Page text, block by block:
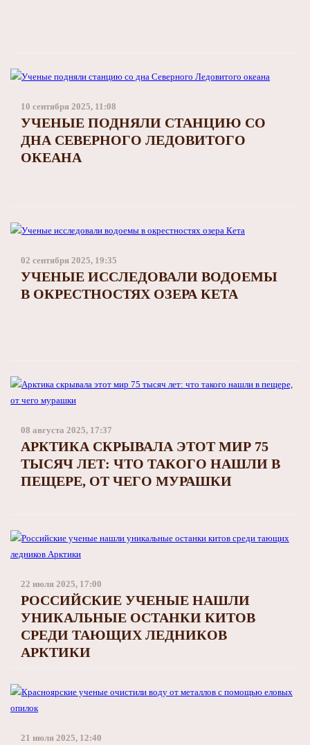
10 сентября 2025, 11:08
УЧЕНЫЕ ПОДНЯЛИ СТАНЦИЮ СО
ДНА СЕВЕРНОГО ЛЕДОВИТОГО
ОКЕАНА
02 сентября 2025, 19:35
УЧЕНЫЕ ИССЛЕДОВАЛИ ВОДОЕМЫ
В ОКРЕСТНОСТЯХ ОЗЕРА КЕТА
08 августа 2025, 17:37
АРКТИКА СКРЫВАЛА ЭТОТ МИР 75
ТЫСЯЧ ЛЕТ: ЧТО ТАКОГО НАШЛИ В
ПЕЩЕРЕ, ОТ ЧЕГО МУРАШКИ
22 июля 2025, 17:00
РОССИЙСКИЕ УЧЕНЫЕ НАШЛИ
УНИКАЛЬНЫЕ ОСТАНКИ КИТОВ
СРЕДИ ТАЮЩИХ ЛЕДНИКОВ
АРКТИКИ
21 июля 2025, 12:40